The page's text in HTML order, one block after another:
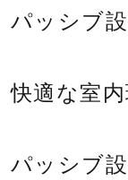
ー
築・
工
パッシブ
快適な室
パッシブ